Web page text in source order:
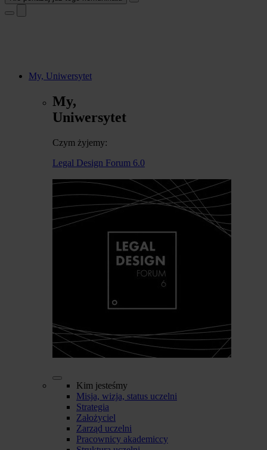
My, Uniwersytet
My,
Uniwersytet
Czym żyjemy:
Legal Design Forum 6.0
Kim jesteśmy
Misja, wizja, status uczelni
Strategia
Założyciel
Zarząd uczelni
Pracownicy akademiccy